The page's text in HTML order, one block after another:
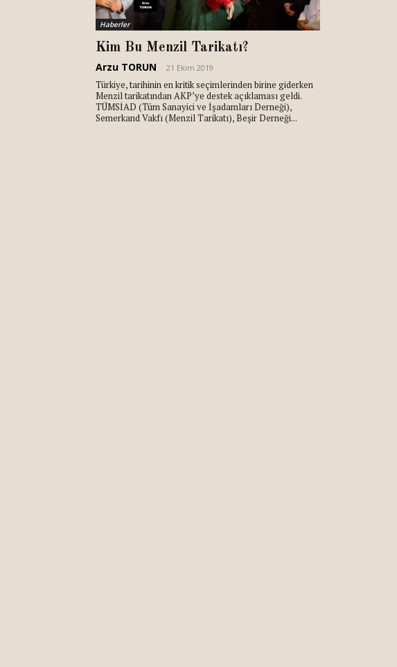
Haberler
Kim Bu Menzil Tarikatı?
Arzu TORUN 21 Ekim 2019
Türkiye, tarihinin en kritik seçimlerinden birine giderken
Menzil tarikatından AKP’ye destek açıklaması geldi.
TÜMSİAD (Tüm Sanayici ve İşadamları Derneği),
Semerkand Vakfı (Menzil Tarikatı), Beşir Derneği...